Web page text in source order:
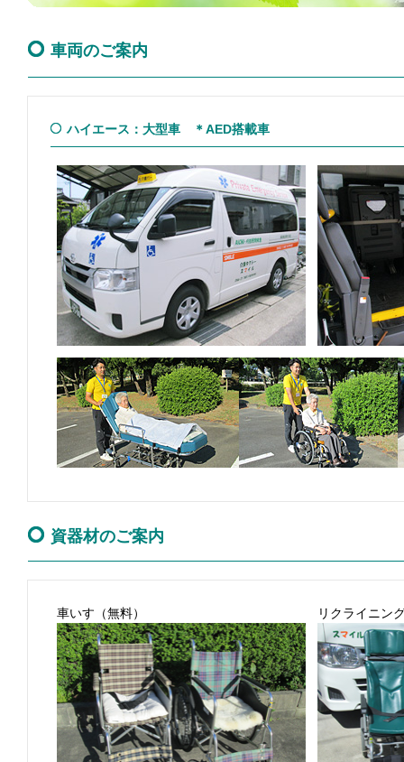
車両のご案内
ハイエース：大型車 ＊AED搭載車
資器材のご案内
車いす（無料） リクライニン